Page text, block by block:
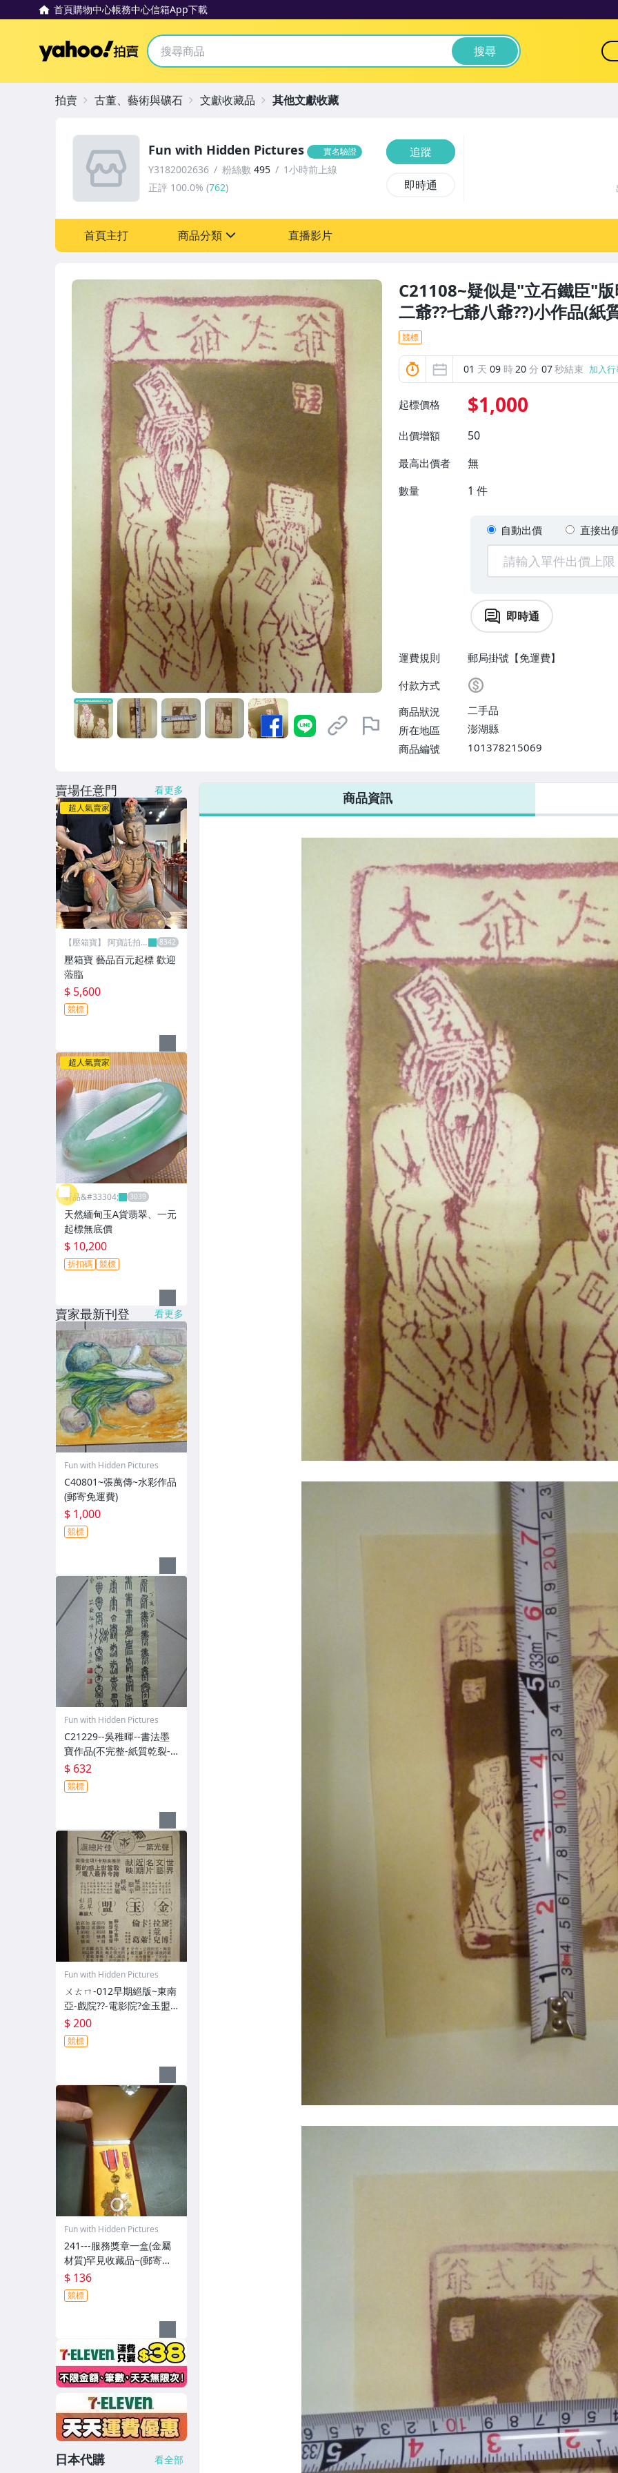
首頁購物中心帳務中心信箱App下載
Yahoo拍賣 搜尋
C21108~疑似是"立石鐵臣"版
二爺??七爺八爺??)小作品(紙
競標
01 天 09 時20 分 04秒結束 加入
起標價格 $1,000
出價增額 50
最高出價者 無
數量 1 件
自動出價 直接出
即時通
運費規則
郵局掛號【免運費】
付款方式
商品狀況
二手品
所在地區
澎湖縣
商品編號
101378215069
Fun with Hidden Pictures 實名驗證
Y3182002636 粉絲數 495
1小時前上線
正評 100.0% (762)
追蹤
即時通
首頁主打 商品分類
玩具、模型與公仔
直播影片
拍賣 古董、藝術與礦石 文獻收藏品 其他文獻收藏
商品資訊
賣場任意門 看更多
超人氣賣家
【壓箱寶】 阿寶託拍
壓箱寶 藝品百元起標 歡迎
蒞臨
$ 5,600
競標
超人氣賣家
昕品&#33304;
天然緬甸玉A貨翡翠、一元
起標無底價
$ 10,200
折扣碼 競標
賣家最新刊登 看更多
Fun with Hidden Pictures
C40801~張萬傳~水彩作品
(郵寄免運費)
$ 1,000
競標
Fun with Hidden Pictures
C21229--吳稚暉--書法墨
寶作品(不完整-紙質乾裂-
郵寄免運費)
$ 632
競標
Fun with Hidden Pictures
ㄨㄊㄇ-012早期絕版~東南
亞-戲院??-電影院?金玉盟-
飛越杜鵑窩(紙質乾裂-不完
整一律郵寄免運費)相關原
版-電影本事
$ 200
競標
Fun with Hidden Pictures
241---服務獎章一盒(金屬
材質)罕見收藏品~(郵寄免
運費)
$ 136
競標
日本代購 看全部